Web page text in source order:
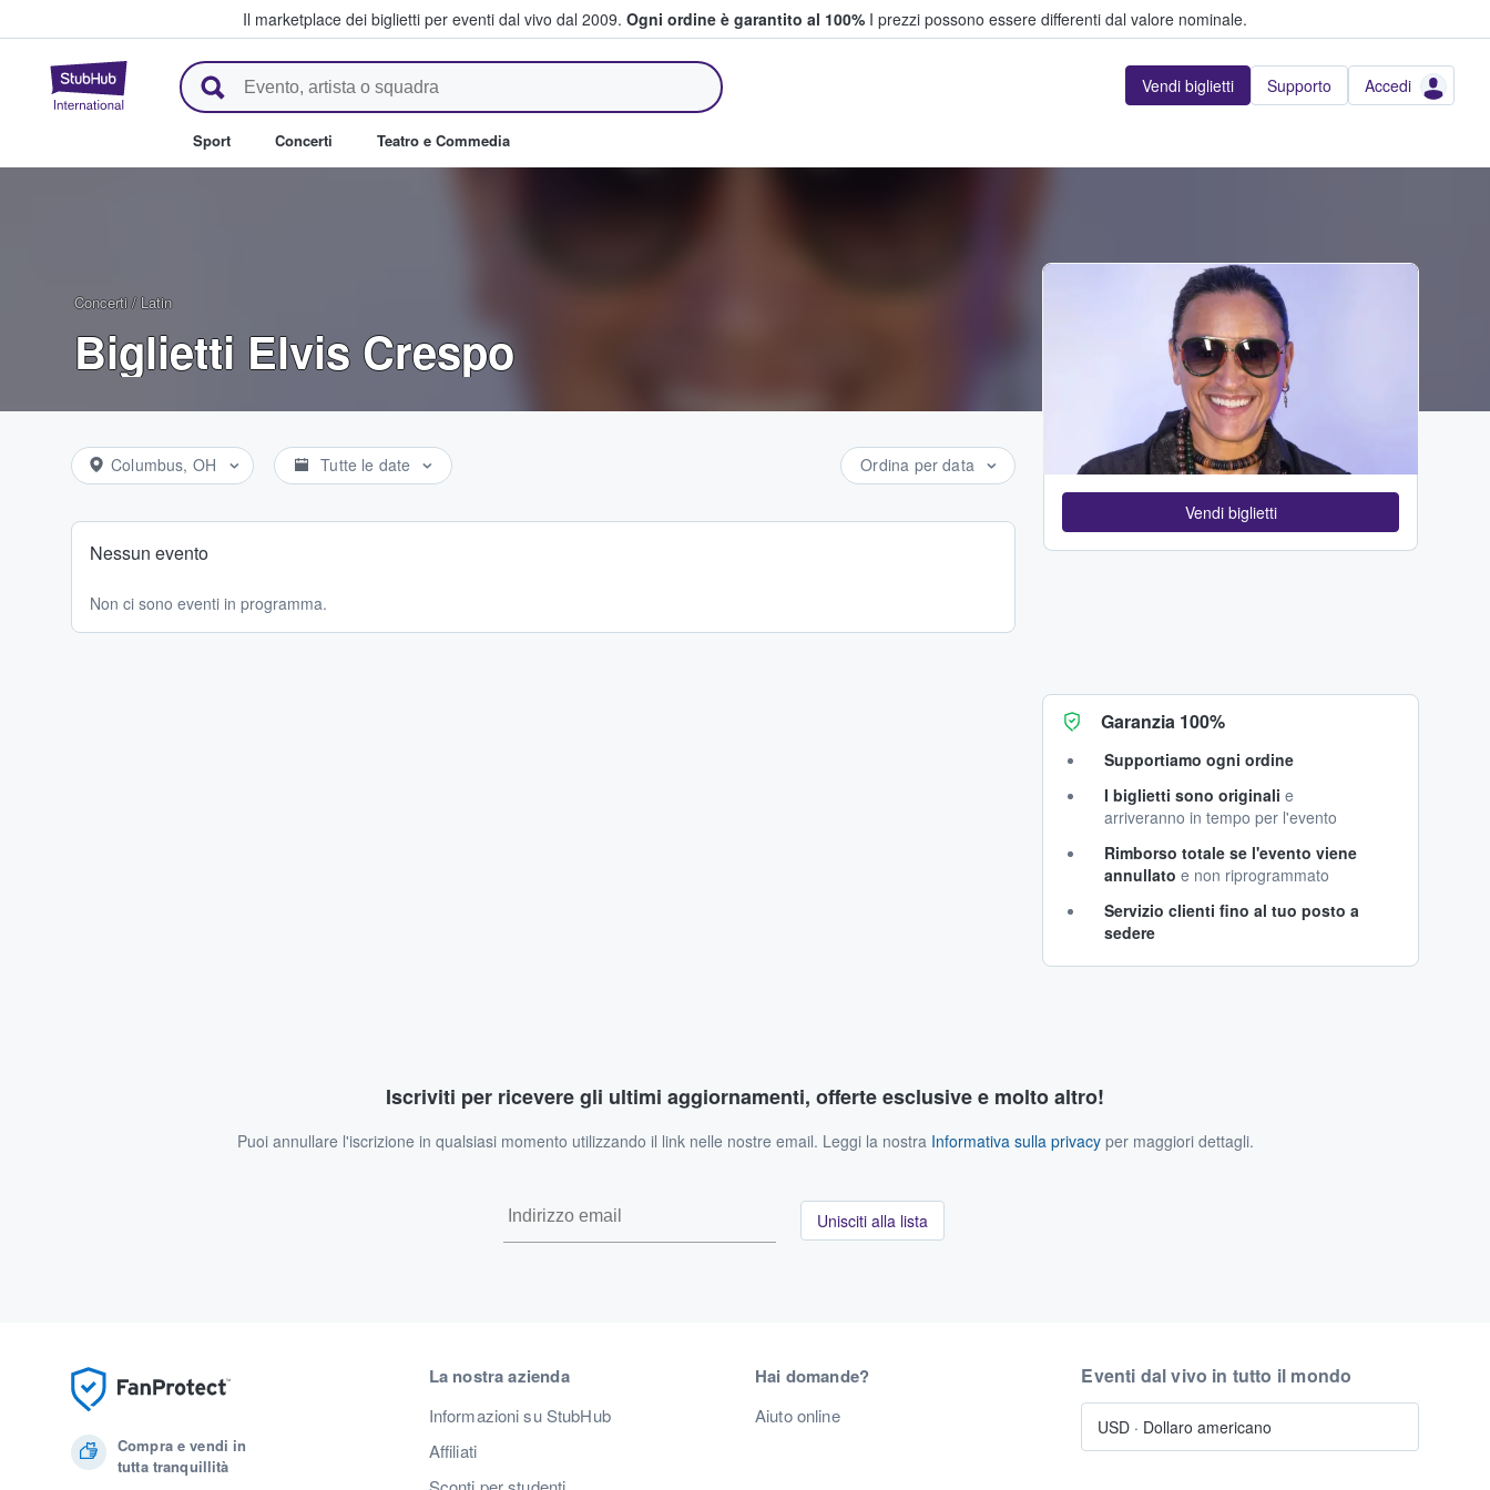
Il marketplace dei biglietti per eventi dal vivo dal 2009. Ogni ordine è garantito al 100% I prezzi possono essere differenti dal valore nominale.
StubHub - Dove i fan comprano e vendono biglietti Vendi biglietti Supporto Accedi
Sport Concerti Teatro e Commedia
Concerti / Latin
Biglietti Elvis Crespo
Columbus, OH Tutte le date Ordina per data
Nessun evento
Non ci sono eventi in programma.
Vendi biglietti
Garanzia 100%
Supportiamo ogni ordine
I biglietti sono originali e
arriveranno in tempo per l'evento
Rimborso totale se l'evento viene
annullato e non riprogrammato
Servizio clienti fino al tuo posto a
sedere
Iscriviti per ricevere gli ultimi aggiornamenti, offerte esclusive e molto altro!
Puoi annullare l'iscrizione in qualsiasi momento utilizzando il link nelle nostre email. Leggi la nostra Informativa sulla privacyper maggiori dettagli.
Unisciti alla lista
Compra e vendi in
tutta tranquillità
La nostra azienda
Informazioni su StubHub
Affiliati
Hai domande?
Aiuto online
Eventi dal vivo in tutto il mondo
USD · Dollaro americano